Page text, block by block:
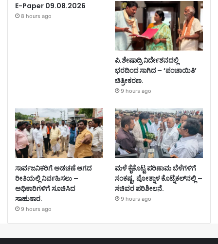
E-Paper 09.08.2026
8 hours ago
ಪಿ.ಶೇಷಾದ್ರಿ ನಿರ್ದೇಶನದಲ್ಲಿ
ಭರದಿಂದ ಸಾಗಿದ – ‘ಪಂಚಾಯಿತಿ’
ಚಿತ್ರೀಕರಣ.
9 hours ago
ಸಾರ್ವಜನಿಕರಿಗೆ ಅಡಚಣೆ ಆಗದ
ರೀತಿಯಲ್ಲಿ ನಿರ್ವಹಿಸಲು –
ಅಧಿಕಾರಿಗಳಿಗೆ ಸೂಚಿಸಿದ
ಸಾಹುಕಾರ.
9 hours ago
ಮಳೆ ಕೈಕೊಟ್ಟ ಪರಿಣಾಮ ಬೆಳೆಗಳಿಗೆ
ಸಂಕಷ್ಟ, ಪೋತ್ನಾಳ ಕೊಟ್ನೆಕಲ್‌ನಲ್ಲಿ –
ಸಚಿವರ ಪರಿಶೀಲನೆ.
9 hours ago